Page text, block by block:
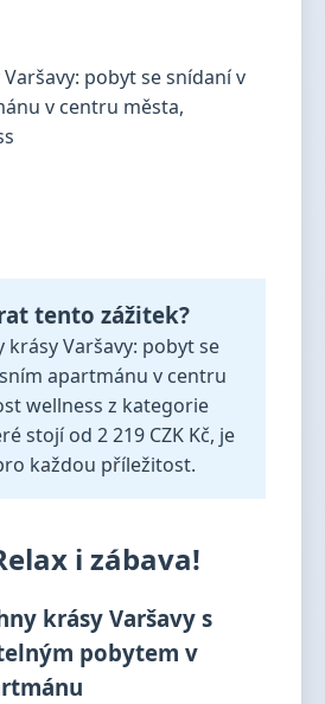
tento zážitek?
krásy Varšavy: pobyt se
apartmánu v centru
wellness z kategorie
stojí od 2 219 CZK Kč, je
každou příležitost.
i zábava!
krásy Varšavy s
pobytem v